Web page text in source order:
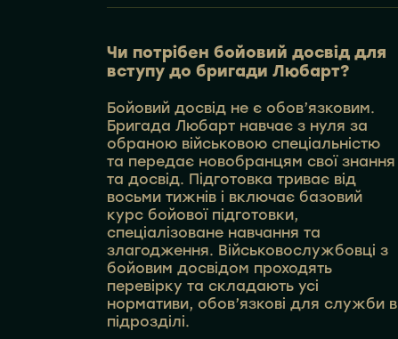
Чи потрібен бойовий досвід для
вступу до бригади Любарт?
Бойовий досвід не є обов’язковим.
Бригада Любарт навчає з нуля за
обраною військовою спеціальністю
та передає новобранцям свої знання
та досвід. Підготовка триває від
восьми тижнів і включає базовий
курс бойової підготовки,
спеціалізоване навчання та
злагодження. Військовослужбовці з
бойовим досвідом проходять
перевірку та складають усі
нормативи, обов’язкові для служби в
підрозділі.